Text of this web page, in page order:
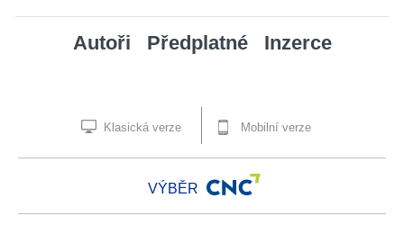
Autoři Předplatné Inzerce
Klasická verze Mobilní verze
VÝBĚR